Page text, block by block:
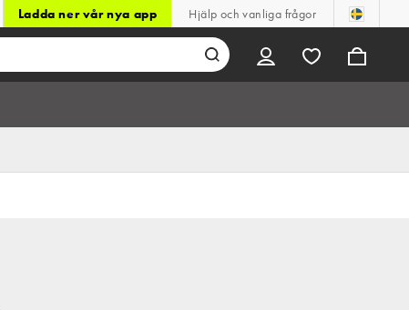
Ladda ner vår nya app Hjälp och vanliga frågor